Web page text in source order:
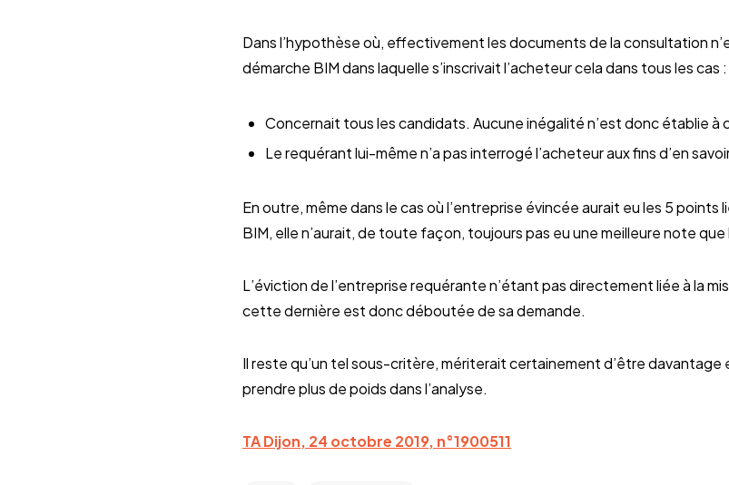
Dans l’hypothèse où, effectivement les documents de la consultation
démarche BIM dans laquelle s’inscrivait l’acheteur cela dans tous les cas :
Concernait tous les candidats. Aucune inégalité n’est donc établie à
Le requérant lui-même n’a pas interrogé l’acheteur aux fins d’en
En outre, même dans le cas où l’entreprise évincée aurait eu les 5 points
BIM, elle n’aurait, de toute façon, toujours pas eu une meilleure note
L’éviction de l’entreprise requérante n’étant pas directement liée à la
cette dernière est donc déboutée de sa demande.
Il reste qu’un tel sous-critère, mériterait certainement d’être davantage
prendre plus de poids dans l’analyse.
TA Dijon, 24 octobre 2019, n°1900511